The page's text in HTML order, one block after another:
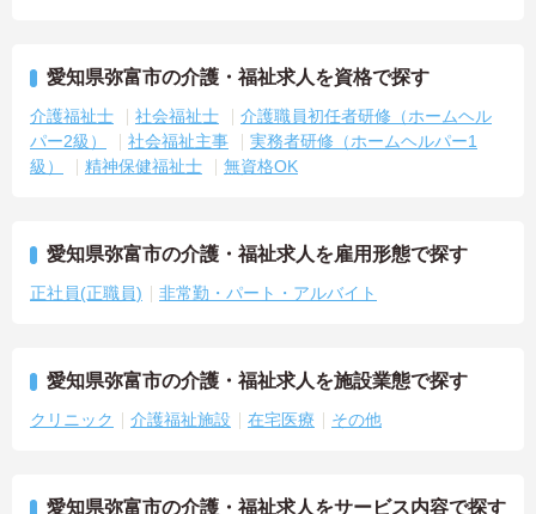
愛知県弥富市の介護・福祉求人を資格で探す
介護福祉士 社会福祉士
介護職員初任者研修（ホームヘル
パー2級）
社会福祉主事
実務者研修（ホームヘルパー1
級）
精神保健福祉士 無資格OK
愛知県弥富市の介護・福祉求人を雇用形態で探す
正社員(正職員) 非常勤・パート・アルバイト
愛知県弥富市の介護・福祉求人を施設業態で探す
クリニック 介護福祉施設 在宅医療 その他
愛知県弥富市の介護・福祉求人をサービス内容で探す